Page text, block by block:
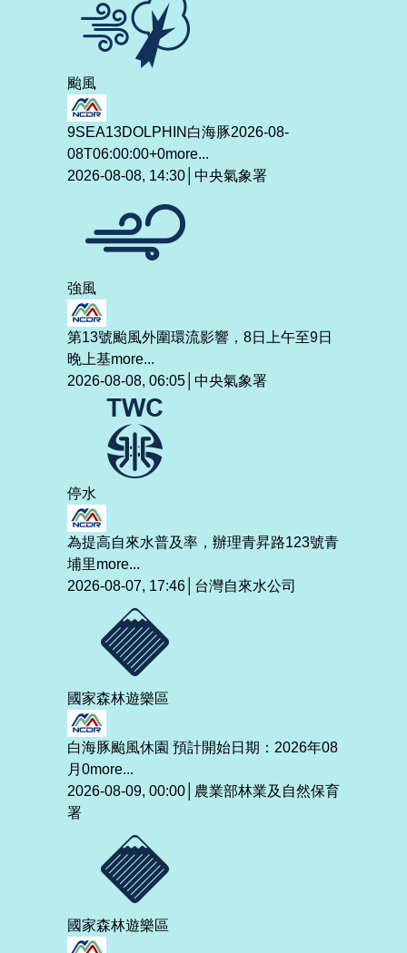
颱風
9SEA13DOLPHIN白海豚2026-08-
08T06:00:00+0more...
2026-08-08, 14:30│中央氣象署
強風
第13號颱風外圍環流影響，8日上午至9日
晚上基more...
2026-08-08, 06:05│中央氣象署
停水
為提高自來水普及率，辦理青昇路123號青
埔里more...
2026-08-07, 17:46│台灣自來水公司
國家森林遊樂區
白海豚颱風休園 預計開始日期：2026年08
月0more...
2026-08-09, 00:00│農業部林業及自然保育
署
國家森林遊樂區